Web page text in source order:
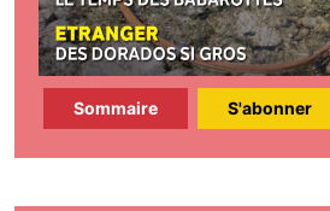
Sommaire S'abonner